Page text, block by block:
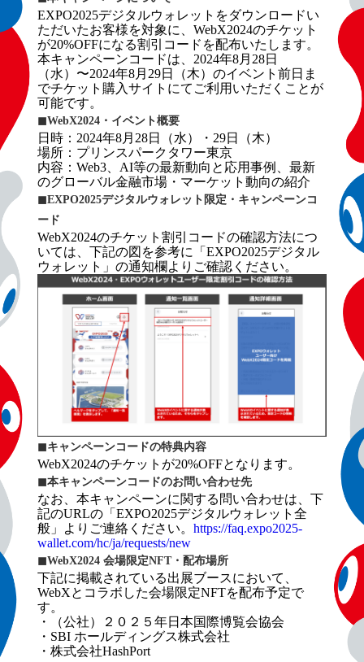
EXPO2025デジタルウォレットをダウンロードい
ただいたお客様を対象に、WebX2024のチケット
が20%OFFになる割引コードを配布いたします。
本キャンペーンコードは、2024年8月28日
（水）〜2024年8月29日（木）のイベント前日ま
でチケット購入サイトにてご利用いただくことが
可能です。
◼︎WebX2024・イベント概要
日時：2024年8月28日（水）・29日（木）
場所：プリンスパークタワー東京
内容：Web3、AI等の最新動向と応用事例、最新
のグローバル金融市場・マーケット動向の紹介
◼︎EXPO2025デジタルウォレット限定・キャンペーンコ
ード
WebX2024のチケット割引コードの確認方法につ
いては、下記の図を参考に「EXPO2025デジタル
ウォレット」の通知欄よりご確認ください。
◼︎キャンペーンコードの特典内容
WebX2024のチケットが20%OFFとなります。
◼︎本キャンペーンコードのお問い合わせ先
なお、本キャンペーンに関する問い合わせは、下
記のURLの「EXPO2025デジタルウォレット全
般」よりご連絡ください。 https://faq.expo2025-
wallet.com/hc/ja/requests/new
◼︎WebX2024 会場限定NFT・配布場所
下記に掲載されている出展ブースにおいて、
WebXとコラボした会場限定NFTを配布予定で
す。
・（公社）２０２５年日本国際博覧会協会
・SBI ホールディングス株式会社
・株式会社HashPort